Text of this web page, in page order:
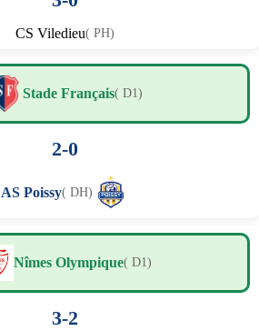
CS Viledieu( PH)
Stade Français( D1)
2-0
AS Poissy( DH)
Nîmes Olympique( D1)
3-2